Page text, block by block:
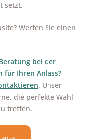
setzt.
Werfen Sie einen
bei der
für Ihren Anlass?
. Unser
die perfekte Wahl
treffen.